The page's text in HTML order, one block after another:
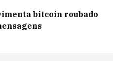
bitcoin roubado